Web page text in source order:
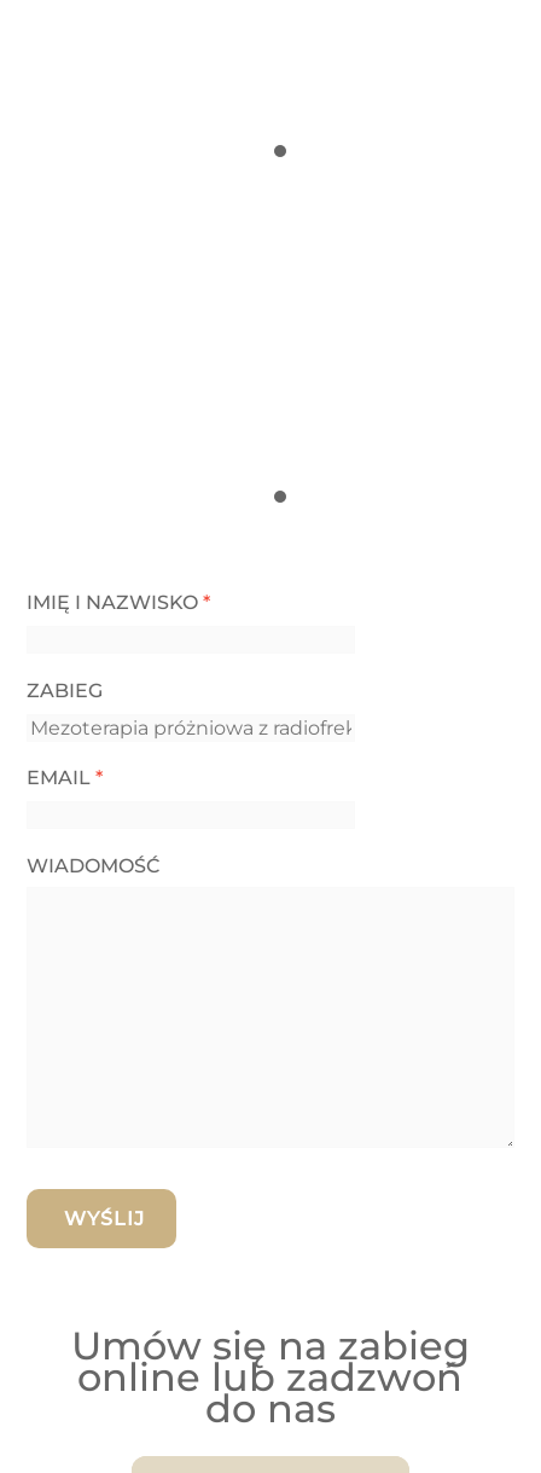
IMIĘ I NAZWISKO*
ZABIEG
EMAIL*
WIADOMOŚĆ
WYŚLIJ
Umów się na zabieg
online lub zadzwoń
do nas